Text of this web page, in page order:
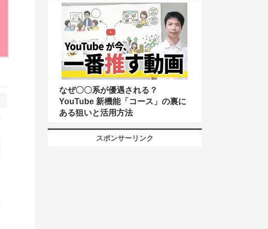
なぜ〇〇系が優遇される？
YouTube 新機能「コース」の裏に
ある狙いと活用方法
スポンサーリンク